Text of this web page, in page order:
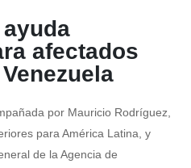
afectados
por Mauricio Rodríguez,
para América Latina, y
de la Agencia de